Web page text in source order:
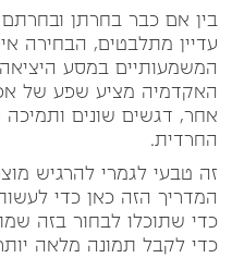
בין אם כבר בחרתן
עדיין מתלבטים, הבחירה
המשמעותיים במסע
האקדמיה מציע שפע של
אחר, דגשים שונים ותמיכה
החרדית.
זה טבעי לגמרי להרגיש
המדריך הזה כאן כדי
כדי שתוכלו לבחור בזה
כדי לקבל תמונה מלאה